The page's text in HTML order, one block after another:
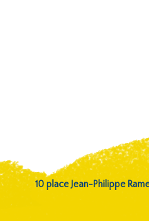
10 place Jean-Philippe